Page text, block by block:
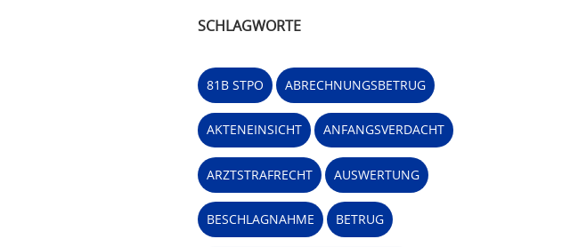
SCHLAGWORTE
81B STPO ABRECHNUNGSBETRUG
AKTENEINSICHT ANFANGSVERDACHT
ARZTSTRAFRECHT AUSWERTUNG
BESCHLAGNAHME BETRUG